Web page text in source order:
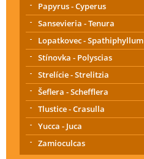
Papyrus - Cyperus
Sansevieria - Tenura
Lopatkovec - Spathiphyllum
Stínovka - Polyscias
Strelície - Strelitzia
Šeflera - Schefflera
Tlustice - Crasulla
Yucca - Juca
Zamioculcas